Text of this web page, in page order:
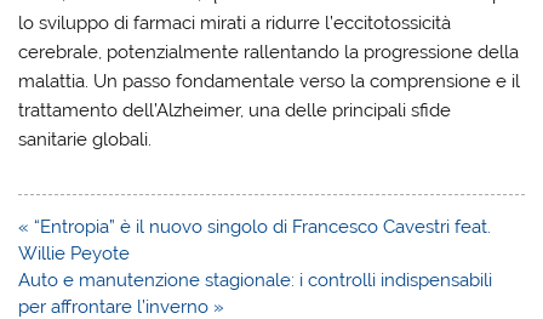
lo sviluppo di farmaci mirati a ridurre l’eccitotossicità
cerebrale, potenzialmente rallentando la progressione della
malattia. Un passo fondamentale verso la comprensione e il
trattamento dell’Alzheimer, una delle principali sfide
sanitarie globali.
Navigazione
articoli
« “Entropia” è il nuovo singolo di Francesco Cavestri feat.
Willie Peyote
Auto e manutenzione stagionale: i controlli indispensabili
per affrontare l’inverno »